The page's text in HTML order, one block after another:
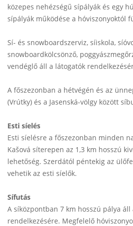
közepes nehézségű sípályák és egy
sípályák működése a hóviszonyoktól
Sí- és snowboardszerviz, síiskola,
snowboardkölcsönző,
vendéglő áll a látogatók
A főszezonban a hétvégén és az
(Vrútky) és a Jasenská-völgy között
Esti síelés
Esti síelésre a főszezonban minden
Kašová síterepen az 1,3 km hosszú
lehetőség. Szerdától péntekig az
vehetik az esti síelők.
Sífutás
A síközpontban 7 km hosszú pálya
rendelkezésére. Megfelelő